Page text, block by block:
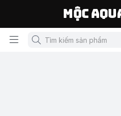
Mộc